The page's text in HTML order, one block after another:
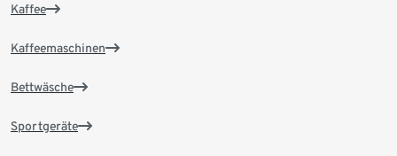
Kaffee
Kaffeemaschinen
Bettwäsche
Sportgeräte